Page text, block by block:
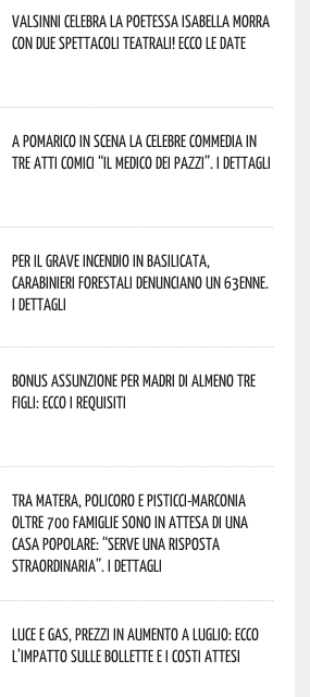
Valsinni celebra la poetessa Isabella Morra
con due spettacoli teatrali! Ecco le date
A Pomarico in scena la celebre commedia in
tre atti comici “Il medico dei pazzi”. I dettagli
Per il grave incendio in Basilicata,
Carabinieri forestali denunciano un 63enne.
I dettagli
Bonus assunzione per madri di almeno tre
figli: ecco i requisiti
Tra Matera, Policoro e Pisticci-Marconia
oltre 700 famiglie sono in attesa di una
casa popolare: “serve una risposta
straordinaria”. I dettagli
Luce e gas, prezzi in aumento a luglio: ecco
l’impatto sulle bollette e i costi attesi